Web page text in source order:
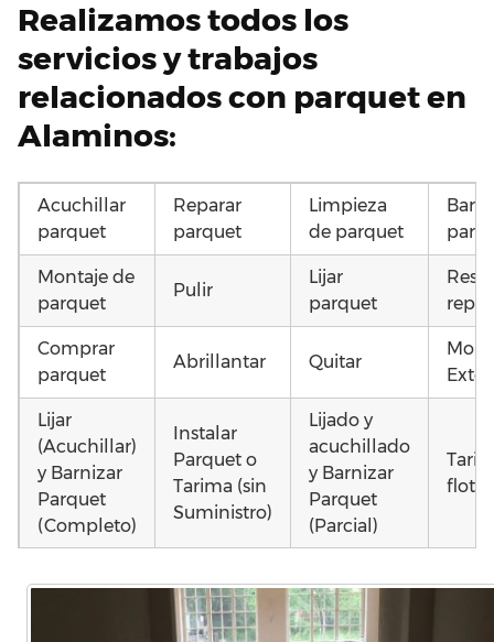
Realizamos todos los
servicios y trabajos
relacionados con parquet en
Alaminos:
Acuchillar
parquet
Reparar
parquet
Limpieza
de parquet
Montaje de
parquet
Pulir
Lijar
parquet
Comprar
parquet
Abrillantar Quitar
Lijar
(Acuchillar)
y Barnizar
Parquet
(Completo)
Instalar
Parquet o
Tarima (sin
Suministro)
Lijado y
acuchillado
y Barnizar
Parquet
(Parcial)
Instalar
parquet o
Colocar
parquet o